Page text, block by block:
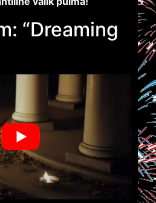
“Dreaming